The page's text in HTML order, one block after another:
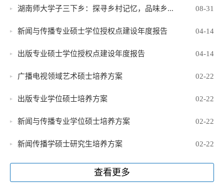
08-31
湖南师大学子三下乡：探寻乡村记忆，品味乡...
04-14
新闻与传播专业硕士学位授权点建设年度报告
04-14
出版专业硕士学位授权点建设年度报告
02-22
广播电视领域艺术硕士培养方案
02-22
出版专业学位硕士培养方案
02-22
新闻与传播专业学位硕士培养方案
02-22
新闻传播学硕士研究生培养方案
查看更多